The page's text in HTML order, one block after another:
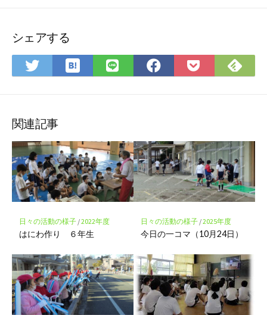
シェアする
Twitter
で
ア
は
て
ク
マ
ー
ク
に
保
存
LINE
で
Facebook
で
Pocket
に
で
関連記事
日々の活動の様子/2022年度
はにわ作り ６年生
日々の活動の様子/2025年度
今日の一コマ（10月24日）